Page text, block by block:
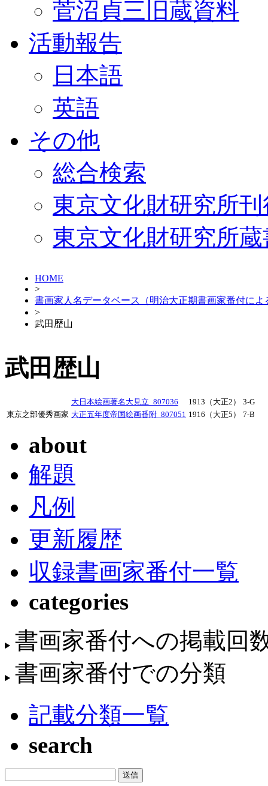
菅沼貞三旧蔵資料
活動報告
日本語
英語
その他
総合検索
東京文化財研究所
東京文化財研究所
HOME
>
書画家人名データベース（明治大正期書画家番付によ
>
武田歴山
武田歴山
大日本絵画著名大見立_807036 1913（大正2）
3-G
東京之部優秀画家 大正五年度帝国絵画番附_807051 1916（大正5） 7-B
about
解題
凡例
更新履歴
収録書画家番付一覧
categories
書画家番付への掲載回
書画家番付での分類
記載分類一覧
search